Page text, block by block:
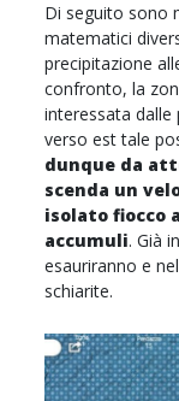
Di seguito sono
matematici
precipitazione
confronto, la
interessata
verso est tale
dunque da
scenda un
isolato fiocco
accumuli. Già
esauriranno e
schiarite.